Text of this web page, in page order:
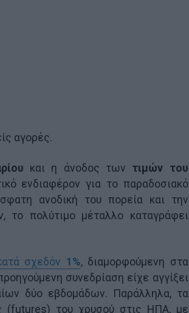
αγορές.
και η άνοδος των τιμών του
ενδιαφέρον για το παραδοσιακό
ανοδική του πορεία και την
πολύτιμο μέταλλο καταγράφει
σχεδόν 1%, διαμορφούμενη στα
συνεδρίαση είχε αγγίξει
δύο εβδομάδων. Παράλληλα, τα
(futures) του χρυσού στις ΗΠΑ, με